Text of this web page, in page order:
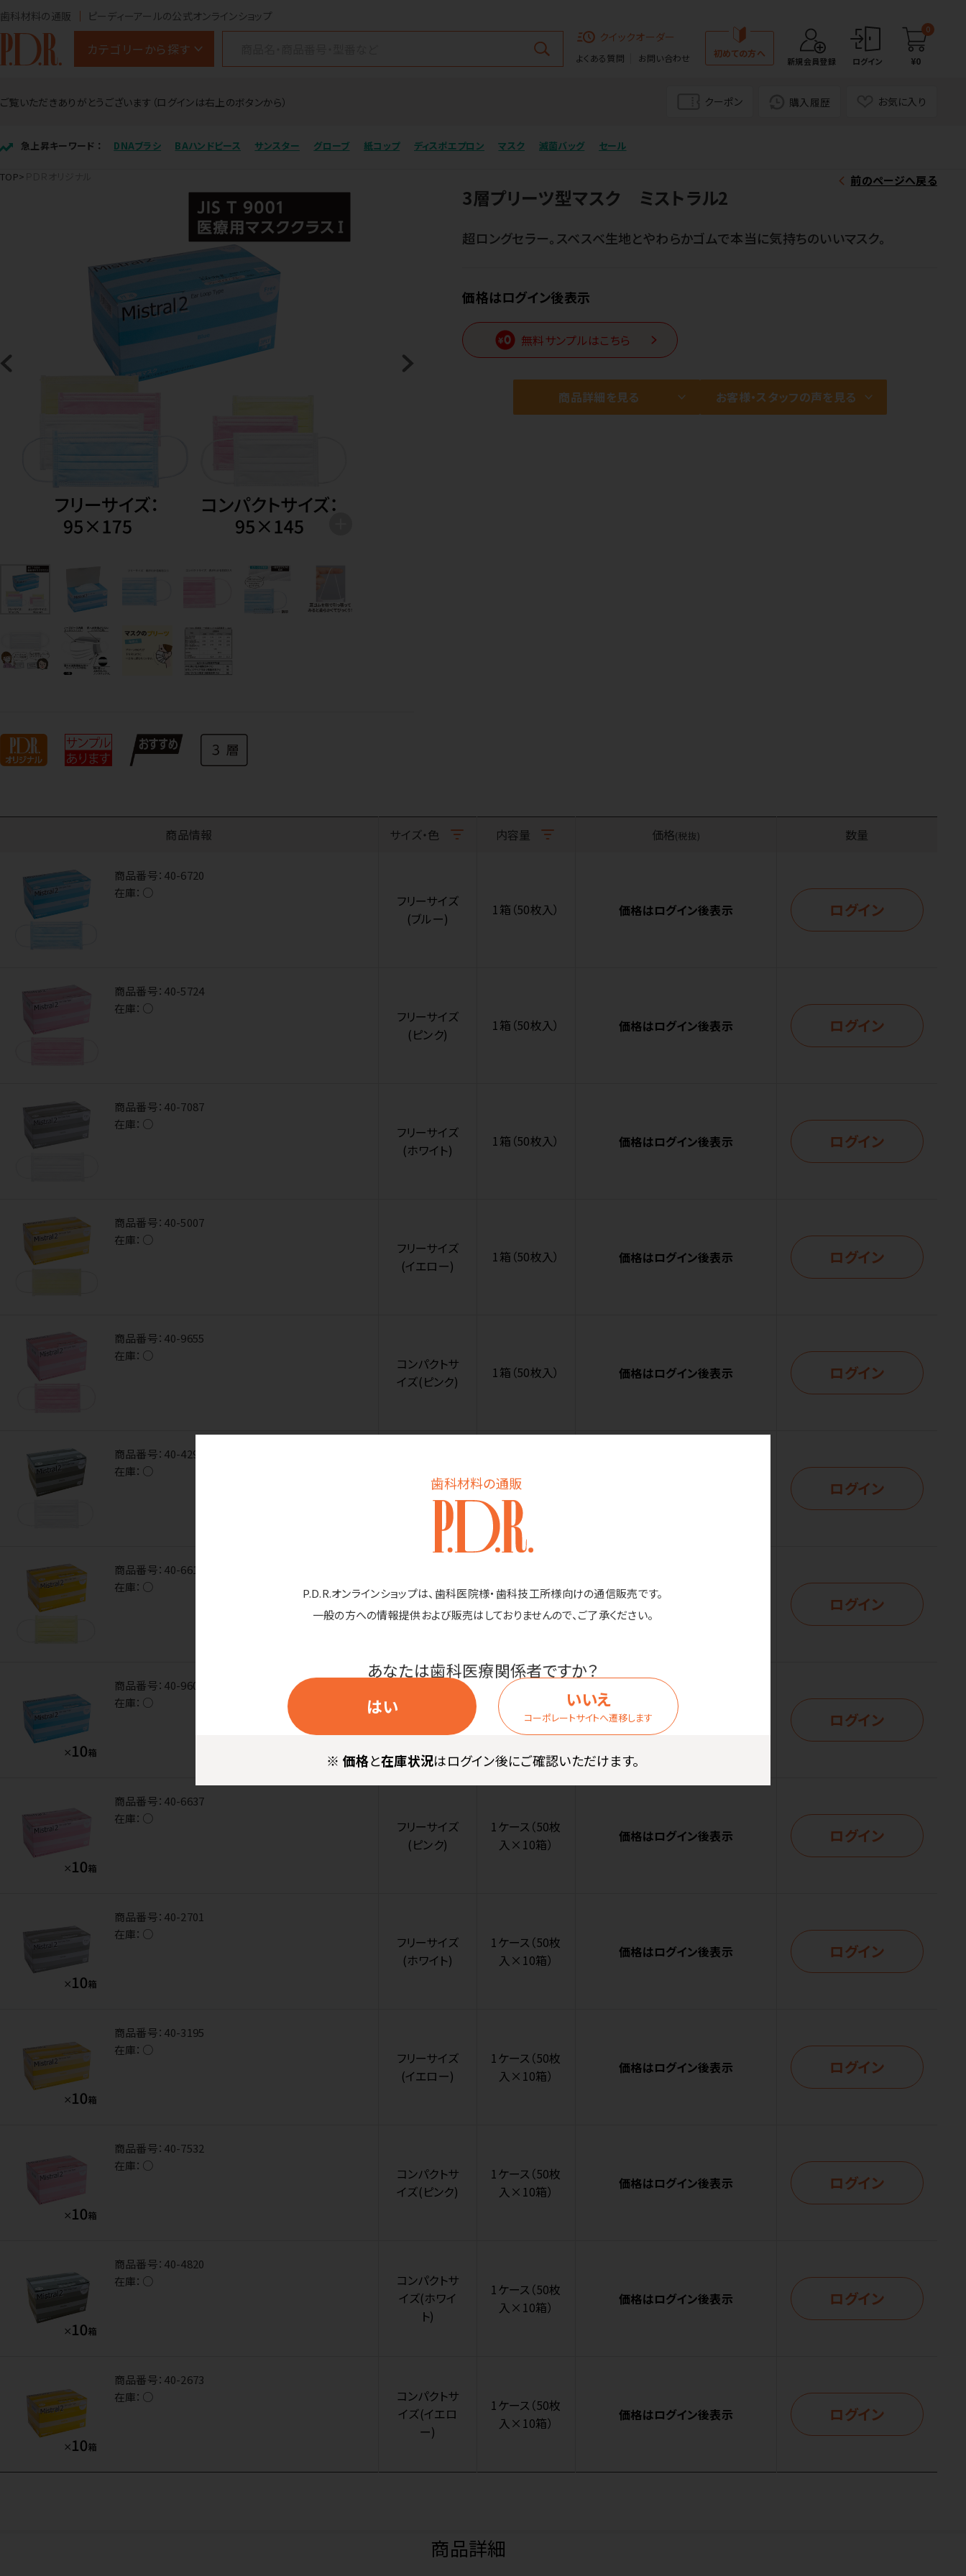
歯科材料の通販
P.D.R.オンラインショップは、歯科医院様・歯科技工所様向けの通信販売です。
一般の方への情報提供および販売はしておりませんので、ご了承ください。
あなたは歯科医療関係者ですか？
はい
いいえ
コーポレートサイトへ遷移します
※ 価格と在庫状況はログイン後にご確認いただけます。
歯科材料の通販 ピーディーアールの公式オンラインショップ
カテゴリーから探す
クイックオーダー
よくある質問 お問い合わせ 初めての方へ
新規会員登録 ログイン
0
¥0
ご覧いただきありがとうございます（ログインは右上のボタンから） クーポン 購入履歴 お気に入り
急上昇キーワード ： DNAブラシ BAハンドピース サンスター グローブ 紙コップ ディスポエプロン マスク 滅菌バッグ セール
TOP 前のページへ戻る
3層プリーツ型マスク ミストラル2
超ロングセラー。スベスベ生地とやわらかゴムで本当に気持ちのいいマスク。
価格はログイン後表示
無料サンプルはこちら
商品詳細を見る お客様・スタッフの声を見る
商品情報 サイズ・色 内容量 価格(税抜) 数量
商品番号： 40-6720
在庫： ○
フリーサイズ
(ブルー)
1箱（50枚入） 価格はログイン後表示 ログイン
商品番号： 40-5724
在庫： ○
フリーサイズ
(ピンク)
1箱（50枚入） 価格はログイン後表示 ログイン
商品番号： 40-7087
在庫： ○
フリーサイズ
(ホワイト)
1箱（50枚入） 価格はログイン後表示 ログイン
商品番号： 40-5007
在庫： ○
フリーサイズ
(イエロー)
1箱（50枚入） 価格はログイン後表示 ログイン
商品番号： 40-9655
在庫： ○
コンパクトサ
イズ(ピンク)
1箱（50枚入） 価格はログイン後表示 ログイン
商品番号： 40-4295
在庫： ○
イズ(ホワイ
ト)
1箱（50枚入） ログイン
商品番号： 40-6615
在庫： ○
コンパクトサ
イズ(イエロ
ー)
1箱（50枚入） 価格はログイン後表示 ログイン
商品番号： 40-9603
在庫： ○
フリーサイズ
1ケース（50枚
入×10箱）
価格はログイン後表示 ログイン
商品番号： 40-6637
在庫： ○
フリーサイズ
(ピンク)
1ケース（50枚
入×10箱）
価格はログイン後表示 ログイン
商品番号： 40-2701
在庫： ○
フリーサイズ
(ホワイト)
1ケース（50枚
入×10箱）
価格はログイン後表示 ログイン
商品番号： 40-3195
在庫： ○
フリーサイズ
(イエロー)
1ケース（50枚
入×10箱）
価格はログイン後表示 ログイン
商品番号： 40-7532
在庫： ○
コンパクトサ
イズ(ピンク)
1ケース（50枚
入×10箱）
価格はログイン後表示 ログイン
商品番号： 40-4820
在庫： ○
コンパクトサ
イズ(ホワイ
ト)
1ケース（50枚
入×10箱）
価格はログイン後表示 ログイン
商品番号： 40-2673
在庫： ○
コンパクトサ
イズ(イエロ
ー)
1ケース（50枚
入×10箱）
価格はログイン後表示 ログイン
商品詳細